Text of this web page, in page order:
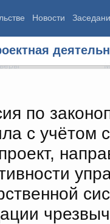
Новости
по
с учётом
Правительства
Образование